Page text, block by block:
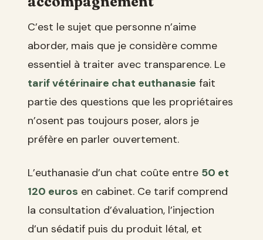
C’est le sujet que personne n’aime
aborder, mais que je considère comme
essentiel à traiter avec transparence. Le
tarif vétérinaire chat euthanasie fait
partie des questions que les propriétaires
n’osent pas toujours poser, alors je
préfère en parler ouvertement.
L’euthanasie d’un chat coûte entre 50 et
120 euros en cabinet. Ce tarif comprend
la consultation d’évaluation, l’injection
d’un sédatif puis du produit létal, et